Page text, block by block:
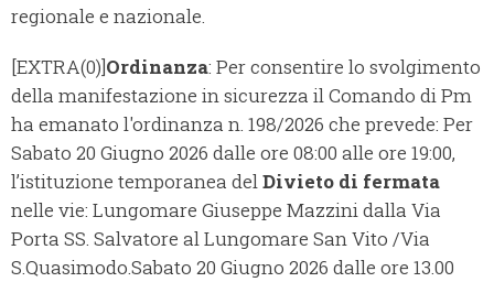
regionale e nazionale.
[EXTRA(0)]Ordinanza: Per consentire lo svolgimento
della manifestazione in sicurezza il Comando di Pm
ha emanato l'ordinanza n. 198/2026 che prevede: Per
Sabato 20 Giugno 2026 dalle ore 08:00 alle ore 19:00,
l’istituzione temporanea delDivieto di fermata
nelle vie: Lungomare Giuseppe Mazzini dalla Via
Porta SS. Salvatore al Lungomare San Vito /Via
S.Quasimodo.Sabato 20 Giugno 2026 dalle ore 13.00